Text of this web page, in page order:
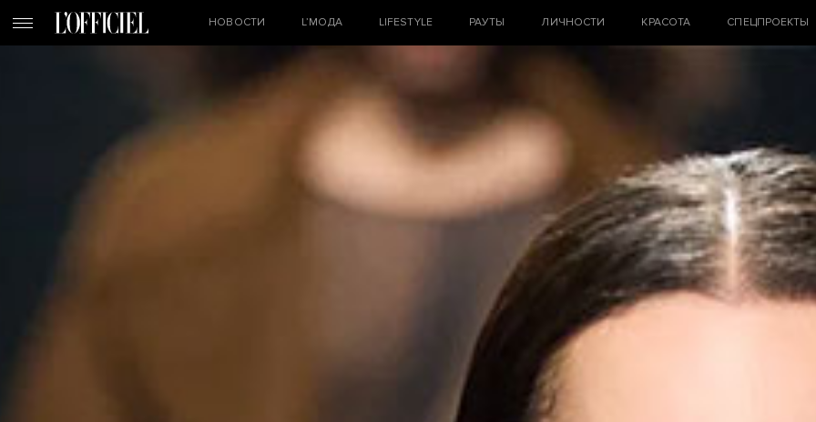
НОВОСТИ L’МОДА LIFESTYLE РАУТЫ ЛИЧНОСТИ КРАСОТА СПЕЦПРОЕКТЫ